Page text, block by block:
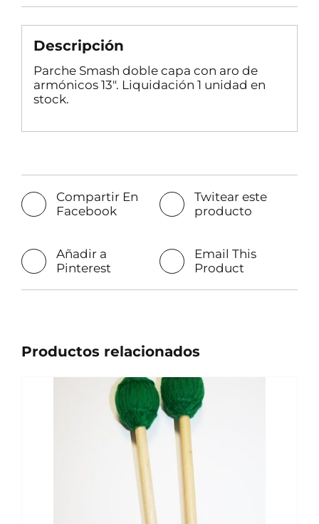
Descripción
Parche Smash doble capa con aro de
armónicos 13″. Liquidación 1 unidad en
stock.
Compartir En
Facebook
Twitear este
producto
Añadir a
Pinterest
Email This
Product
Productos relacionados